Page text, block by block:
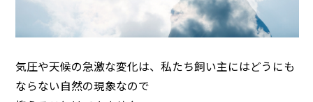
気圧や天候の急激な変化は、私たち飼い主にはどうにも
ならない自然の現象なので